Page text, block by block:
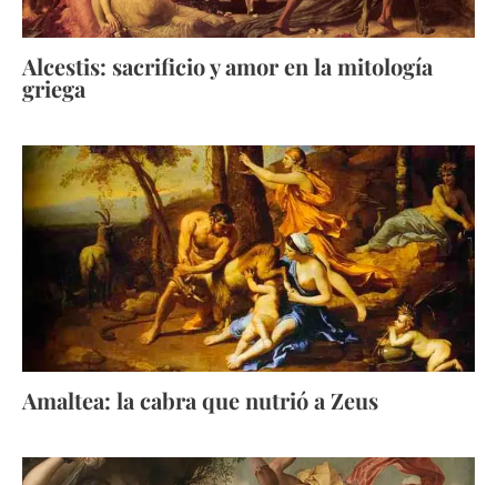
Alcestis: sacrificio y amor en la mitología
griega
Amaltea: la cabra que nutrió a Zeus